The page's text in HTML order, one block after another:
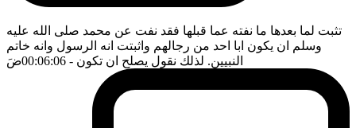
تثبت لما بعدها ما نفته عما قبلها فقد نفت عن محمد صلى الله عليه
وسلم ان يكون ابا احد من رجالهم واثبتت انه الرسول وانه خاتم
النبيين. لذلك نقول يصلح ان تكون - 00:06:06 ضَ